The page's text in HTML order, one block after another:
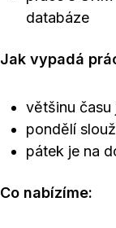
databáze
Jak vypadá
většinu času
pondělí
pátek je na
Co nabízíme: